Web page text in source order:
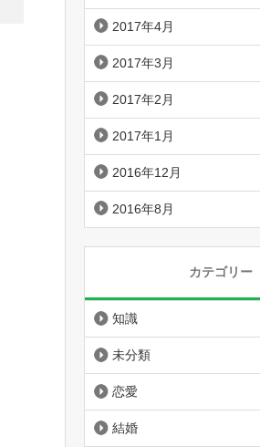
2017年4月
2017年3月
2017年2月
2017年1月
2016年12月
2016年8月
カテゴリー
知識
未分類
恋愛
結婚